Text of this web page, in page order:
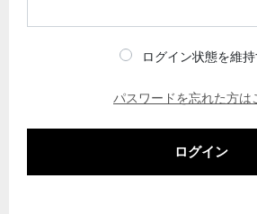
ログイン状態を維
パスワードを忘れた方は
ログイン